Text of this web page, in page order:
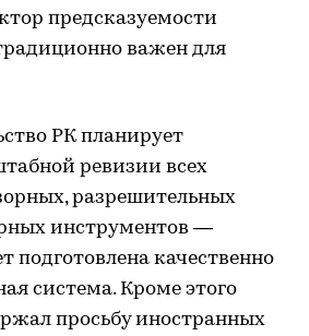
предсказуемости
важен для
РК планирует
ревизии всех
разрешительных
инструментов —
подготовлена качественно
система. Кроме этого
просьбу иностранных